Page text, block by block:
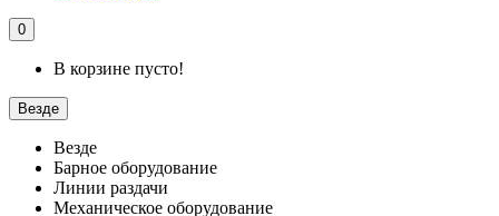
0
В корзине пусто!
Везде
Везде
Барное оборудование
Линии раздачи
Механическое оборудование